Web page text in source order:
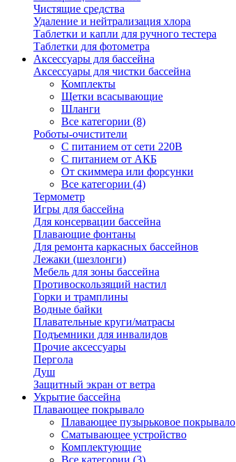
Чистящие средства
Удаление и нейтрализация хлора
Таблетки и капли для ручного тестера
Таблетки для фотометра
Аксессуары для бассейна
Аксессуары для чистки бассейна
Комплекты
Щетки всасывающие
Шланги
Все категории (8)
Роботы-очистители
С питанием от сети 220В
С питанием от АКБ
От скиммера или форсунки
Все категории (4)
Термометр
Игры для бассейна
Для консервации бассейна
Плавающие фонтаны
Для ремонта каркасных бассейнов
Лежаки (шезлонги)
Мебель для зоны бассейна
Противоскользящий настил
Горки и трамплины
Водные байки
Плавательные круги/матрасы
Подъемники для инвалидов
Прочие аксессуары
Пергола
Душ
Защитный экран от ветра
Укрытие бассейна
Плавающее покрывало
Плавающее пузырьковое покрывало
Сматывающее устройство
Комплектующие
Все категории (3)